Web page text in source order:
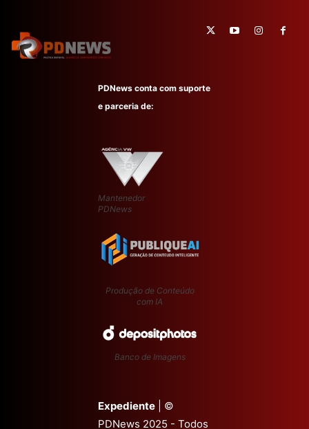
PDNews conta com suporte
e parceria de:
Mantenedor
PDNews
Produção de Conteúdo
com IA
Banco de Imagens
Expediente | ©
PDNews 2025 - Todos